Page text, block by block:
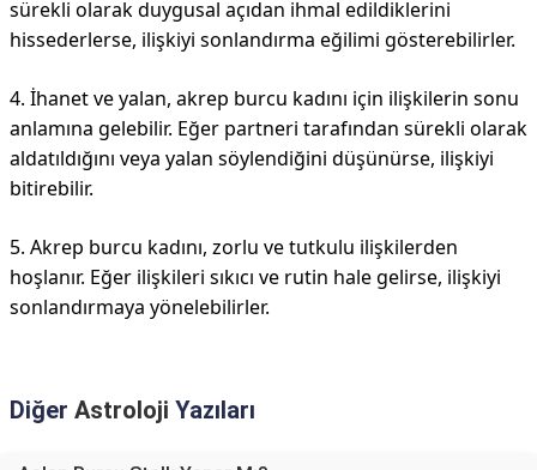
sürekli olarak duygusal açıdan ihmal edildiklerini
hissederlerse, ilişkiyi sonlandırma eğilimi gösterebilirler.
4. İhanet ve yalan, akrep burcu kadını için ilişkilerin sonu
anlamına gelebilir. Eğer partneri tarafından sürekli olarak
aldatıldığını veya yalan söylendiğini düşünürse, ilişkiyi
bitirebilir.
5. Akrep burcu kadını, zorlu ve tutkulu ilişkilerden
hoşlanır. Eğer ilişkileri sıkıcı ve rutin hale gelirse, ilişkiyi
sonlandırmaya yönelebilirler.
Diğer Astroloji Yazıları